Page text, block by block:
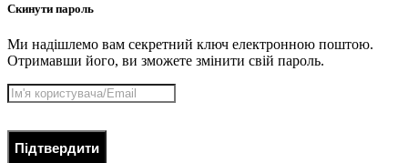
Скинути пароль
Ми надішлемо вам секретний ключ електронною поштою.
Отримавши його, ви зможете змінити свій пароль.
Підтвердити